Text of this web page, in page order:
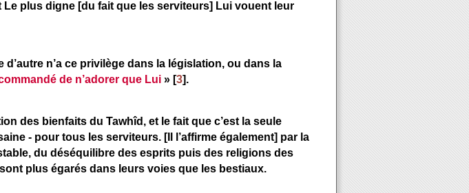
plus digne [du fait que les serviteurs] Lui vouent leur
d’autre n’a ce privilège dans la législation, ou dans la
de n’adorer que Lui » [3].
des bienfaits du Tawhîd, et le fait que c’est la seule
- pour tous les serviteurs. [Il l’affirme également] par la
du déséquilibre des esprits puis des religions des
plus égarés dans leurs voies que les bestiaux.